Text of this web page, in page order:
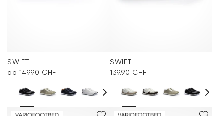
SWIFT
ab 149.90 CHF
SWIFT
139.90 CHF